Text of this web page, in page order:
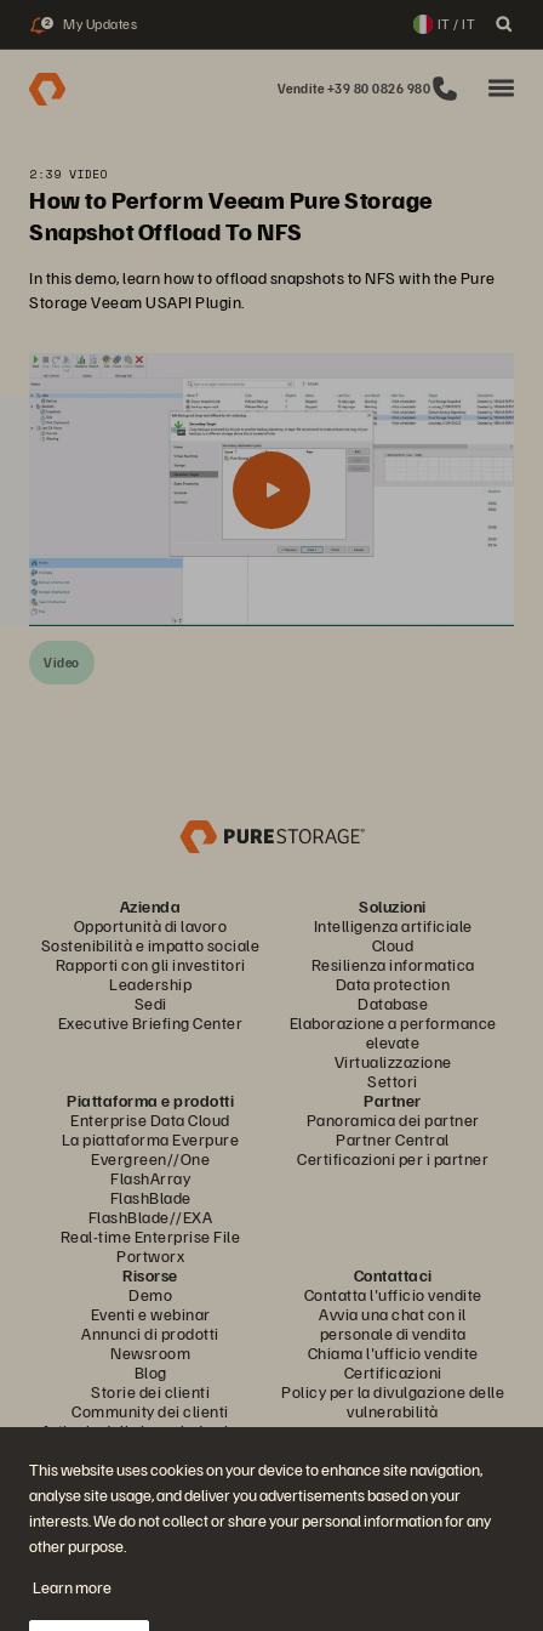
This website uses cookies on your device to enhance site navigation,
analyse site usage, and deliver you advertisements based on your
interests. We do not collect or share your personal information for any
other purpose.
Learn more
2 My Updates IT / IT
Vendite +39 80 0826 980
2:39 VIDEO
How to Perform Veeam Pure Storage
Snapshot Offload To NFS
In this demo, learn how to offload snapshots to NFS with the Pure
Storage Veeam USAPI Plugin.
Video
Azienda
Opportunità di lavoro
Sostenibilità e impatto sociale
Rapporti con gli investitori
Leadership
Sedi
Executive Briefing Center
Soluzioni
Intelligenza artificiale
Cloud
Resilienza informatica
Data protection
Database
Elaborazione a performance
elevate
Virtualizzazione
Settori
Piattaforma e prodotti
Enterprise Data Cloud
La piattaforma Everpure
Evergreen//One
FlashArray
FlashBlade
FlashBlade//EXA
Real-time Enterprise File
Portworx
Partner
Panoramica dei partner
Partner Central
Certificazioni per i partner
Risorse
Demo
Eventi e webinar
Annunci di prodotti
Newsroom
Blog
Storie dei clienti
Community dei clienti
Articolo della knowledge base
Contattaci
Contatta l'ufficio vendite
Avvia una chat con il
personale di vendita
Chiama l'ufficio vendite
Certificazioni
Policy per la divulgazione delle
vulnerabilità
Partecipa alla conversazione
Segui tutti i canali social ufficiali di Everpure